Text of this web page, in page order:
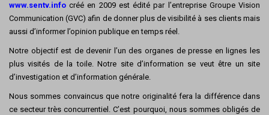
www.sentv.info créé en 2009 est édité par l’entreprise Groupe Vision
Communication (GVC) afin de donner plus de visibilité à ses clients mais
aussi d’informer l’opinion publique en temps réel.
Notre objectif est de devenir l’un des organes de presse en lignes les
plus visités de la toile. Notre site d’information se veut être un site
d’investigation et d’information générale.
Nous sommes convaincus que notre originalité fera la différence dans
ce secteur très concurrentiel. C’est pourquoi, nous sommes obligés de